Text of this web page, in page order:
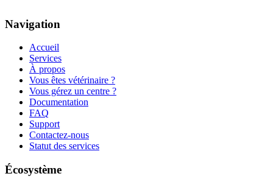
Navigation
Accueil
Services
À propos
Vous êtes vétérinaire ?
Vous gérez un centre ?
Documentation
FAQ
Support
Contactez-nous
Statut des services
Écosystème